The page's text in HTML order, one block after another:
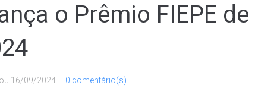
o Prêmio FIEPE de
16/09/2024 0 comentário(s)